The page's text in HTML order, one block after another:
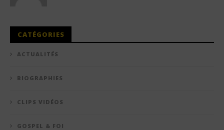
CATÉGORIES
ACTUALITÉS
BIOGRAPHIES
CLIPS VIDÉOS
GOSPEL & FOI